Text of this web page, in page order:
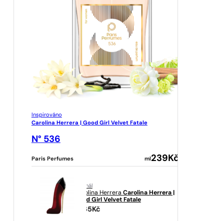
Inspirováno
Carolina Herrera | Good Girl Velvet Fatale
N° 536
Paris Perfumes ml239Kč
originál
Carolina Herrera Carolina Herrera |
Good Girl Velvet Fatale
5965Kč